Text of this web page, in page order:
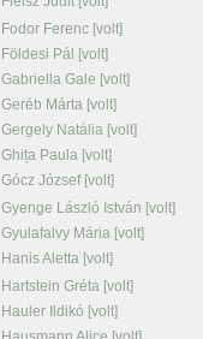
Fodor Ferenc [volt]
Földesi Pál [volt]
Gabriella Gale [volt]
Geréb Márta [volt]
Gergely Natália [volt]
Ghița Paula [volt]
Gócz József [volt]
Gyenge László István [volt]
Gyulafalvy Mária [volt]
Hanis Aletta [volt]
Hartstein Gréta [volt]
Hauler Ildikó [volt]